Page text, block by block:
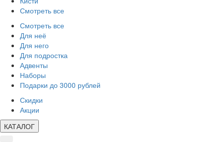
Смотреть все
Смотреть все
Для неё
Для него
Для подростка
Адвенты
Наборы
Подарки до 3000 рублей
Скидки
Акции
КАТАЛОГ